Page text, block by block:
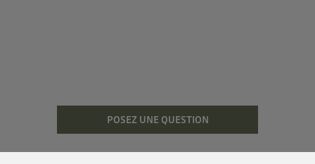
POSEZ UNE QUESTION